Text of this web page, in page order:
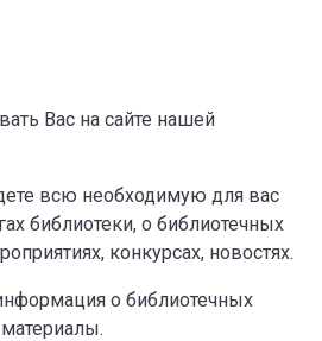
Вас на сайте нашей
всю необходимую для вас
библиотеки, о библиотечных
конкурсах, новостях.
о библиотечных